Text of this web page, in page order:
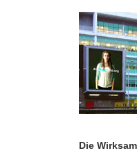
Die